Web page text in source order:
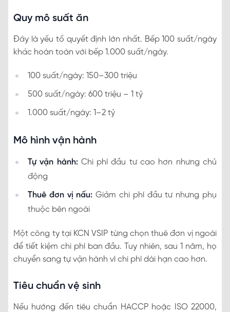
Quy mô suất ăn
Đây là yếu tố quyết định lớn nhất. Bếp 100 suất/ngày
khác hoàn toàn với bếp 1.000 suất/ngày.
100 suất/ngày: 150–300 triệu
500 suất/ngày: 600 triệu – 1 tỷ
1.000 suất/ngày: 1–2 tỷ
Mô hình vận hành
Tự vận hành:Chi phí đầu tư cao hơn nhưng chủ
động
Thuê đơn vị nấu: Giảm chi phí đầu tư nhưng phụ
thuộc bên ngoài
Một công ty tại KCN VSIP từng chọn thuê đơn vị ngoài
để tiết kiệm chi phí ban đầu. Tuy nhiên, sau 1 năm, họ
chuyển sang tự vận hành vì chi phí dài hạn cao hơn.
Tiêu chuẩn vệ sinh
Nếu hướng đến tiêu chuẩn HACCP hoặc ISO 22000,